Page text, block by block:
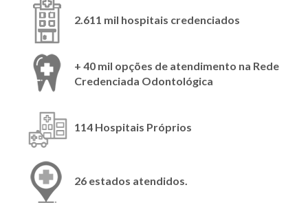
2.611 mil hospitais credenciados
+ 40 mil opções de atendimento na Rede
Credenciada Odontológica
114 Hospitais Próprios
26 estados atendidos.